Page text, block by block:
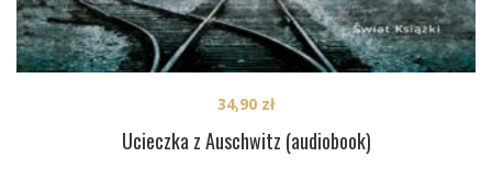
Ucieczka z Auschwitz (audiobook)
34,90 zł